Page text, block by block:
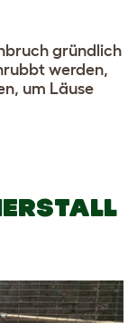
gründlich
werden,
um Läuse